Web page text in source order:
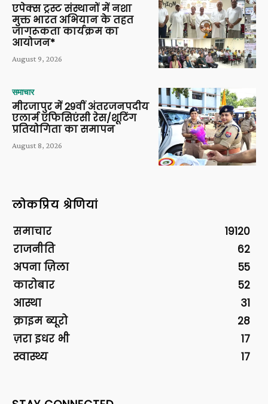
एपेक्स ट्रस्ट संस्थानों में नशा
मुक्त भारत अभियान के तहत
जागरूकता कार्यक्रम का
आयोजन*
August 9, 2026
समाचार
मीरजापुर में 29वीं अंतरजनपदीय
एलार्म एफिसिएंसी रेस/शूटिंग
प्रतियोगिता का समापन
August 8, 2026
लोकप्रिय श्रेणियां
समाचार
19120
राजनीति
62
अपना ज़िला
55
कारोबार
52
आस्था
31
क्राइम ब्यूरो
28
ज़रा इधर भी
17
स्वास्थ्य
17